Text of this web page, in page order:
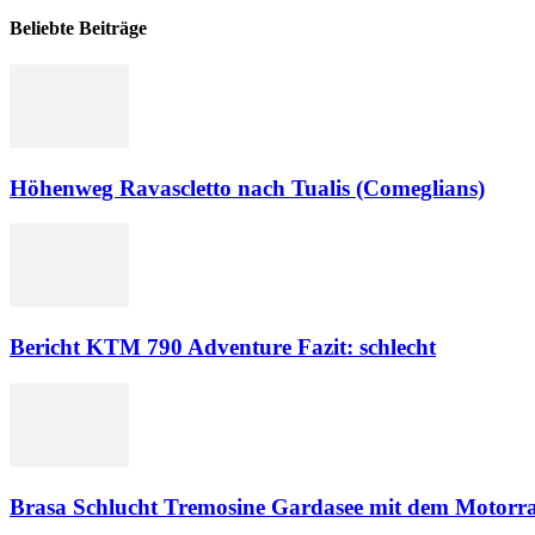
Beliebte Beiträge
Höhenweg Ravascletto nach Tualis (Comeglians)
Bericht KTM 790 Adventure Fazit: schlecht
Brasa Schlucht Tremosine Gardasee mit dem